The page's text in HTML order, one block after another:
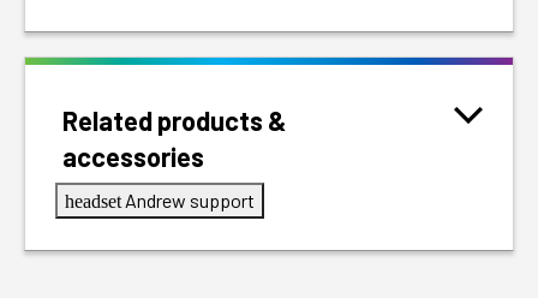
Related products &
accessories
headset Andrew support